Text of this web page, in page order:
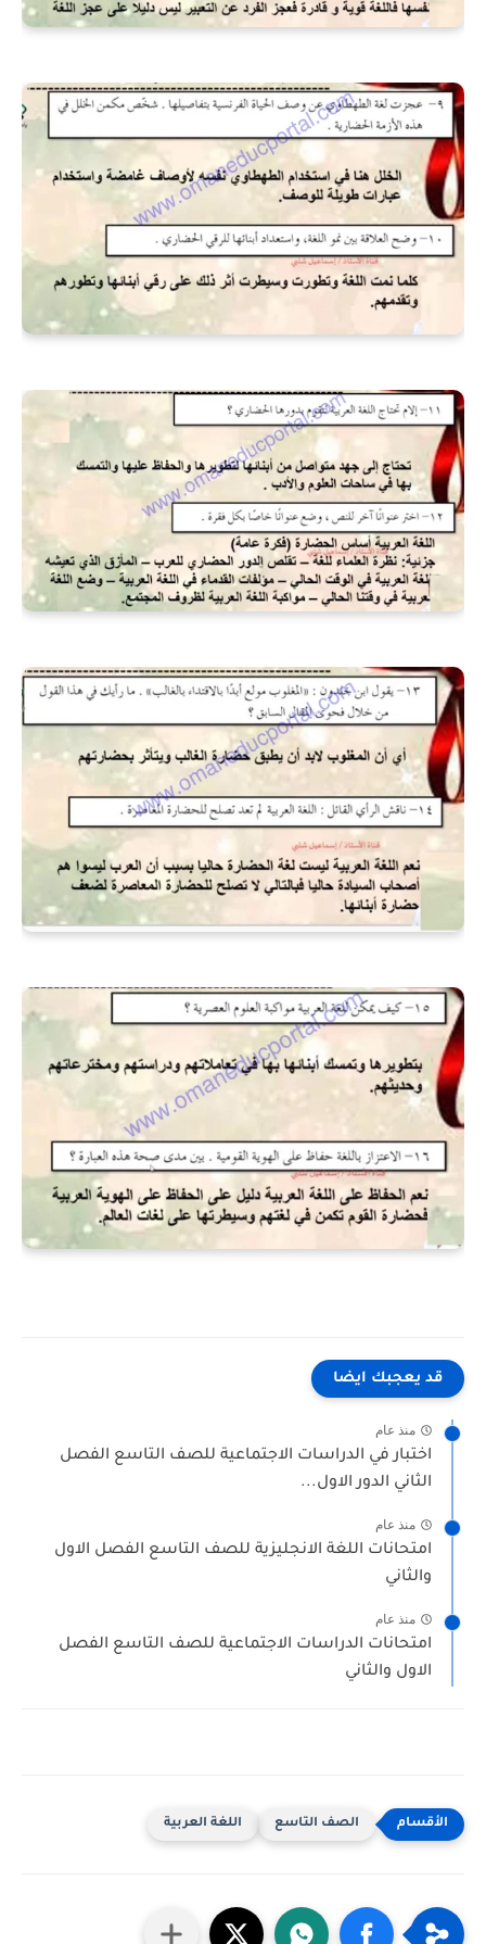
قد يعجبك ايضا
منذ عام
اختبار في الدراسات الاجتماعية للصف التاسع الفصل
الثاني الدور الاول...
منذ عام
امتحانات اللغة الانجليزية للصف التاسع الفصل الاول
والثاني
منذ عام
امتحانات الدراسات الاجتماعية للصف التاسع الفصل
الاول والثاني
الصف التاسع اللغة العربية